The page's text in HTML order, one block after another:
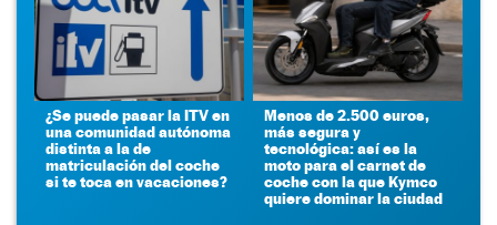
¿Se puede pasar la ITV en
una comunidad autónoma
distinta a la de
matriculación del coche
si te toca en vacaciones?
Menos de 2.500 euros,
más segura y
tecnológica: así es la
moto para el carnet de
coche con la que Kymco
quiere dominar la ciudad